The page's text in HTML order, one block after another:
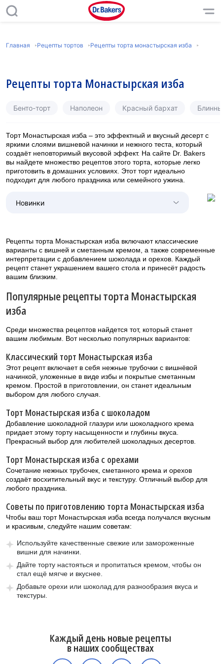
Главная Рецепты тортов Рецепты торта монастырская изба
Рецепты торта Монастырская изба
Бенто-торт Наполеон Красный бархат
Торт Монастырская изба – это эффектный и вкусный десерт с
яркими слоями вишневой начинки и нежного теста, который
создаёт неповторимый вкусовой эффект. На сайте Dr. Bakers
вы найдете множество рецептов этого торта, которые легко
приготовить в домашних условиях. Этот торт идеально
подходит для любого праздника или семейного ужина.
Новинки
Рецепты торта Монастырская изба включают классические
варианты с вишней и сметанным кремом, а также современные
интерпретации с добавлением шоколада и орехов. Каждый
рецепт станет украшением вашего стола и принесёт радость
вашим близким.
Популярные рецепты торта Монастырская
изба
Среди множества рецептов найдется тот, который станет
вашим любимым. Вот несколько популярных вариантов:
Классический торт Монастырская изба
Этот рецепт включает в себя нежные трубочки с вишнёвой
начинкой, уложенные в виде избы и покрытые сметанным
кремом. Простой в приготовлении, он станет идеальным
выбором для любого случая.
Торт Монастырская изба с шоколадом
Добавление шоколадной глазури или шоколадного крема
придает этому торту насыщенности и глубины вкуса.
Прекрасный выбор для любителей шоколадных десертов.
Торт Монастырская изба с орехами
Сочетание нежных трубочек, сметанного крема и орехов
создаёт восхитительный вкус и текстуру. Отличный выбор для
любого праздника.
Советы по приготовлению торта Монастырская изба
Чтобы ваш торт Монастырская изба всегда получался вкусным
и красивым, следуйте нашим советам:
Используйте качественные свежие или замороженные
вишни для начинки.
Дайте торту настояться и пропитаться кремом, чтобы он
стал ещё мягче и вкуснее.
Добавьте орехи или шоколад для разнообразия вкуса и
текстуры.
Каждый день новые рецепты
в наших сообществах